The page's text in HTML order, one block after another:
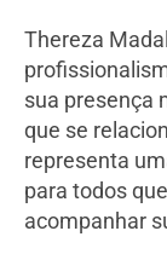
Thereza
sua presença
que se
representa
para todos
acompanhar